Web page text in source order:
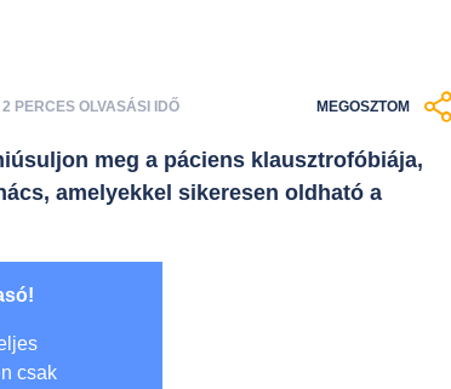
2 PERCES OLVASÁSI IDŐ MEGOSZTOM
meg a páciens klausztrofóbiája,
amelyekkel sikeresen oldható a
csak